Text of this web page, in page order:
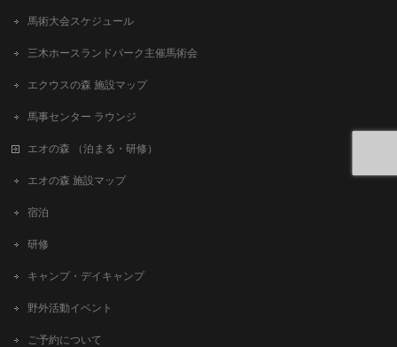
馬術大会スケジュール
三木ホースランドパーク主催馬術会
エクウスの森 施設マップ
馬事センター ラウンジ
エオの森 （泊まる・研修）
エオの森 施設マップ
宿泊
研修
キャンプ・デイキャンプ
野外活動イベント
ご予約について